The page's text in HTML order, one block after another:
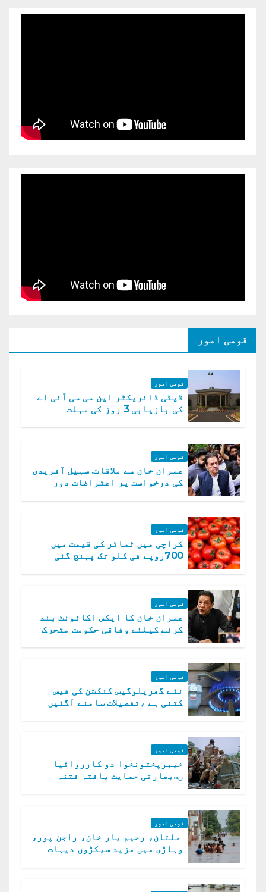
قومی امور
قومی امور
ڈپٹی ڈائریکٹر این سی سی آئی اے
کی بازیابی 3 روز کی مہلت
قومی امور
عمران خان سے ملاقات. سہیل آفریدی
کی درخواست پر اعتراضات دور
قومی امور
کراچی میں ٹماٹر کی قیمت میں
700روپے فی کلو تک پہنچ گئی
قومی امور
عمران خان کا ایکس اکائونٹ بند
کرنے کیلئے وفاقی حکومت متحرک
قومی امور
نئے گھریلوگیس کنکشن کی فیس
کتنی ہے ،تفصیلات سامنے آگئیں
قومی امور
خیبرپختونخوا دو کارروائیا
ں..بھارتی حمایت یافتہ فتنہ
قومی امور
ملتان، رحیم یار خان، راجن پور،
وہاڑی میں مزید سیکڑوں دیہات